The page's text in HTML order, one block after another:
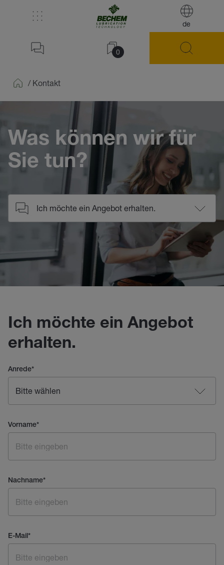
de
0
/ Kontakt
Was können wir für
Sie tun?
Ich möchte ein Angebot
erhalten.
Anrede*
Vorname*
Nachname*
E-Mail*